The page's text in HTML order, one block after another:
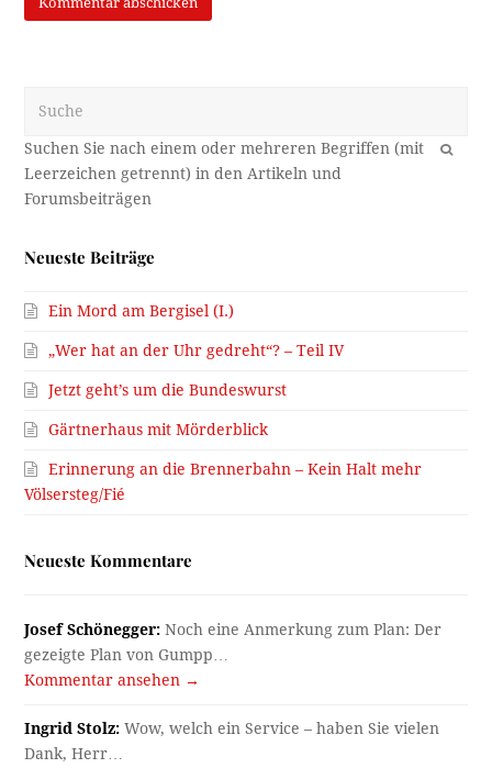
OK
Neueste Beiträge
Ein Mord am Bergisel (I.)
„Wer hat an der Uhr gedreht“? – Teil IV
Jetzt geht’s um die Bundeswurst
Gärtnerhaus mit Mörderblick
Erinnerung an die Brennerbahn – Kein Halt mehr
Völsersteg/Fié
Neueste Kommentare
Josef Schönegger: Noch eine Anmerkung zum Plan: Der
gezeigte Plan von Gumpp…
Kommentar ansehen →
Ingrid Stolz: Wow, welch ein Service – haben Sie vielen
Dank, Herr…